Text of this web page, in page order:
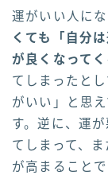
運がいい人にな
くても「自分
が良くなってく
てしまったと
がいい」と思
す。逆に、運
てしまって、
が高まることで